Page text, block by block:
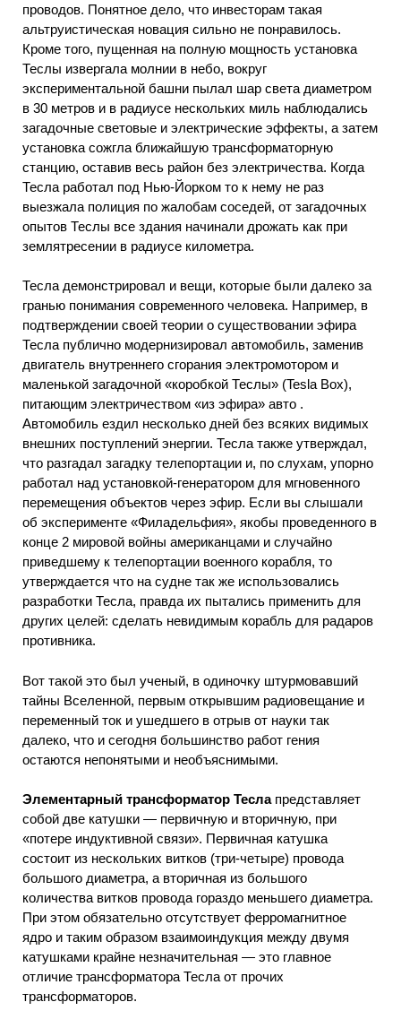
проводов. Понятное дело, что инвесторам такая
альтруистическая новация сильно не понравилось.
Кроме того, пущенная на полную мощность установка
Теслы извергала молнии в небо, вокруг
экспериментальной башни пылал шар света диаметром
в 30 метров и в радиусе нескольких миль наблюдались
загадочные световые и электрические эффекты, а затем
установка сожгла ближайшую трансформаторную
станцию, оставив весь район без электричества. Когда
Тесла работал под Нью-Йорком то к нему не раз
выезжала полиция по жалобам соседей, от загадочных
опытов Теслы все здания начинали дрожать как при
землятресении в радиусе километра.
Тесла демонстрировал и вещи, которые были далеко за
гранью понимания современного человека. Например, в
подтверждении своей теории о существовании эфира
Тесла публично модернизировал автомобиль, заменив
двигатель внутреннего сгорания электромотором и
маленькой загадочной «коробкой Теслы» (Tesla Box),
питающим электричеством «из эфира» авто .
Автомобиль ездил несколько дней без всяких видимых
внешних поступлений энергии. Тесла также утверждал,
что разгадал загадку телепортации и, по слухам, упорно
работал над установкой-генератором для мгновенного
перемещения объектов через эфир. Если вы слышали
об эксперименте «Филадельфия», якобы проведенного в
конце 2 мировой войны американцами и случайно
приведшему к телепортации военного корабля, то
утверждается что на судне так же использовались
разработки Тесла, правда их пытались применить для
других целей: сделать невидимым корабль для радаров
противника.
Вот такой это был ученый, в одиночку штурмовавший
тайны Вселенной, первым открывшим радиовещание и
переменный ток и ушедшего в отрыв от науки так
далеко, что и сегодня большинство работ гения
остаются непонятыми и необъяснимыми.
Элементарный трансформатор Теслапредставляет
собой две катушки — первичную и вторичную, при
«потере индуктивной связи». Первичная катушка
состоит из нескольких витков (три-четыре) провода
большого диаметра, а вторичная из большого
количества витков провода гораздо меньшего диаметра.
При этом обязательно отсутствует ферромагнитное
ядро и таким образом взаимоиндукция между двумя
катушками крайне незначительная — это главное
отличие трансформатора Тесла от прочих
трансформаторов.